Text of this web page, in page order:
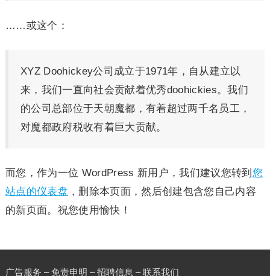
……或这个：
XYZ Doohickey公司成立于1971年，自从建立以
来，我们一直向社会贡献着优秀doohickies。我们
的公司总部位于天朝魔都，有着超过两千名员工，
对魔都政府税收有着巨大贡献。
而您，作为一位 WordPress 新用户，我们建议您转到 您
站点的仪表盘 ，删除本页面，然后创建包含您自己内容
的新页面。祝您使用愉快！
广告服务 – 免责申明 – 招聘信息 –联系我们